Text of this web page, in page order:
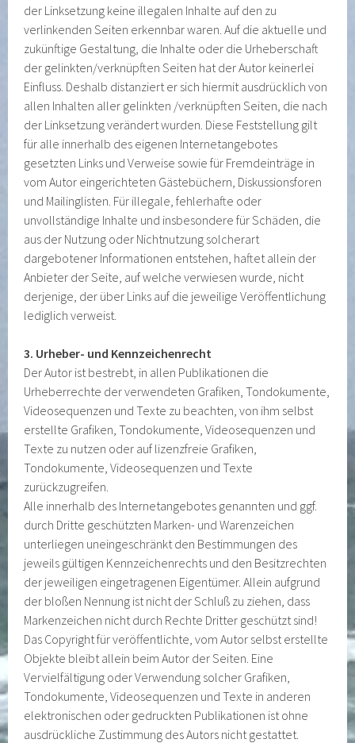
der Linksetzung keine illegalen Inhalte auf den zu
verlinkenden Seiten erkennbar waren. Auf die aktuelle und
zukünftige Gestaltung, die Inhalte oder die Urheberschaft
der gelinkten/verknüpften Seiten hat der Autor keinerlei
Einfluss. Deshalb distanziert er sich hiermit ausdrücklich von
allen Inhalten aller gelinkten /verknüpften Seiten, die nach
der Linksetzung verändert wurden. Diese Feststellung gilt
für alle innerhalb des eigenen Internetangebotes
gesetzten Links und Verweise sowie für Fremdeinträge in
vom Autor eingerichteten Gästebüchern, Diskussionsforen
und Mailinglisten. Für illegale, fehlerhafte oder
unvollständige Inhalte und insbesondere für Schäden, die
aus der Nutzung oder Nichtnutzung solcherart
dargebotener Informationen entstehen, haftet allein der
Anbieter der Seite, auf welche verwiesen wurde, nicht
derjenige, der über Links auf die jeweilige Veröffentlichung
lediglich verweist.
3. Urheber- und Kennzeichenrecht
Der Autor ist bestrebt, in allen Publikationen die
Urheberrechte der verwendeten Grafiken, Tondokumente,
Videosequenzen und Texte zu beachten, von ihm selbst
erstellte Grafiken, Tondokumente, Videosequenzen und
Texte zu nutzen oder auf lizenzfreie Grafiken,
Tondokumente, Videosequenzen und Texte
zurückzugreifen.
Alle innerhalb des Internetangebotes genannten und ggf.
durch Dritte geschützten Marken- und Warenzeichen
unterliegen uneingeschränkt den Bestimmungen des
jeweils gültigen Kennzeichenrechts und den Besitzrechten
der jeweiligen eingetragenen Eigentümer. Allein aufgrund
der bloßen Nennung ist nicht der Schluß zu ziehen, dass
Markenzeichen nicht durch Rechte Dritter geschützt sind!
Das Copyright für veröffentlichte, vom Autor selbst erstellte
Objekte bleibt allein beim Autor der Seiten. Eine
Vervielfältigung oder Verwendung solcher Grafiken,
Tondokumente, Videosequenzen und Texte in anderen
elektronischen oder gedruckten Publikationen ist ohne
ausdrückliche Zustimmung des Autors nicht gestattet.